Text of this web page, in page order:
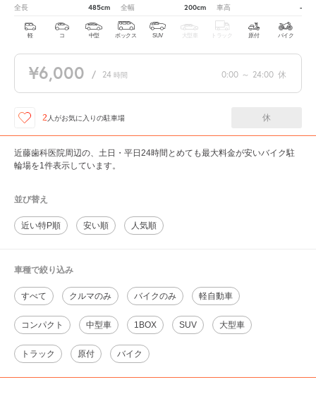
全長 485cm 全幅 200cm 車高 -
軽 コ 中型 ボックス SUV 大型車 トラック 原付 バイク
¥6,000 / 24 時間 0:00 ～ 24:00 休
2 人がお気に入りの駐車場 休
近藤歯科医院周辺の、土日・平日24時間とめても最大料金が安いバイク駐
輪場を1件表示しています。
並び替え
近い特P順 安い順 人気順
車種で絞り込み
すべて クルマのみ バイクのみ 軽自動車
コンパクト 中型車 1BOX SUV 大型車
トラック 原付 バイク